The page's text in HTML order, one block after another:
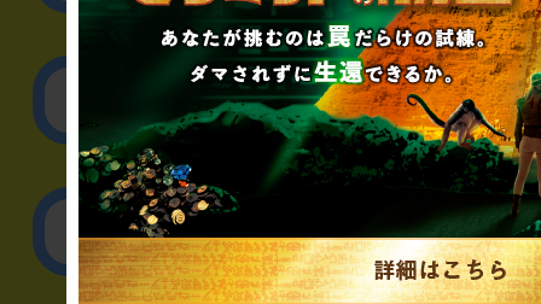
取材に関するお
その他のご相談／